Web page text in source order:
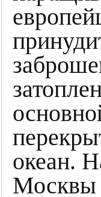
океан.
Москвы